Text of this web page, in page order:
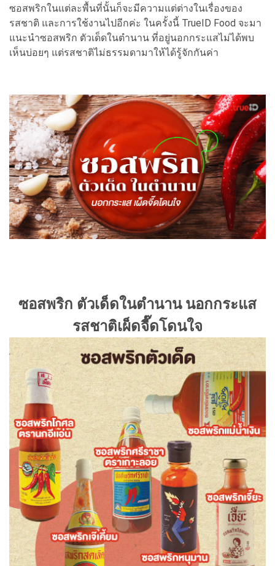
ซอสพริกในแต่ละพื้นที่นั้นก็จะมีความแต่ต่างในเรื่องของ
รสชาติ และการใช้งานไปอีกค่ะ ในครั้งนี้ TrueID Food จะมา
แนะนำซอสพริก ตัวเด็ดในตำนาน ที่อยู่นอกกระแสไม่ได้พบ
เห็นบ่อยๆ แต่รสชาติไม่ธรรมดามาให้ได้รู้จักกันค่า
ซอสพริก ตัวเด็ดในตำนาน นอกกระแส
รสชาติเผ็ดจี๊ดโดนใจ